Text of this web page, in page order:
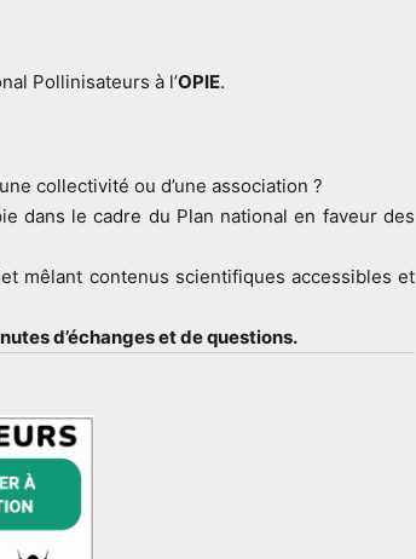
Pollinisateurs à l’OPIE.
collectivité ou d’une association ?
dans le cadre du Plan national en faveur des
mêlant contenus scientifiques accessibles et
d’échanges et de questions.